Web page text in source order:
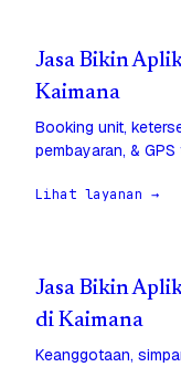
Jasa Bikin
Kaimana
Booking unit,
pembayaran, &
Lihat layanan →
Jasa Bikin
di Kaimana
Keanggotaan,